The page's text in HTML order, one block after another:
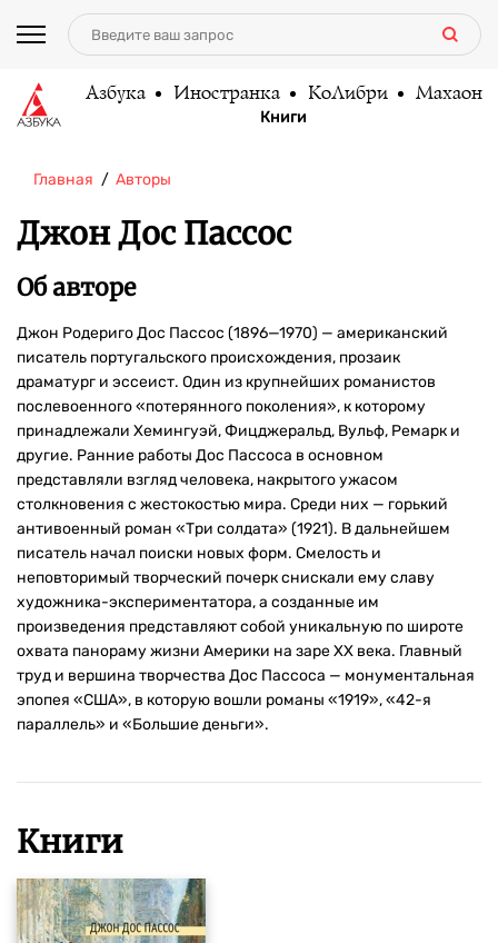
Азбука Иностранка КоЛибри Махаон
Книги
Главная Авторы
Джон Дос Пассос
Об авторе
Джон Родериго Дос Пассос (1896—1970) — американский
писатель португальского происхождения, прозаик
драматург и эссеист. Один из крупнейших романистов
послевоенного «потерянного поколения», к которому
принадлежали Хемингуэй, Фицджеральд, Вульф, Ремарк и
другие. Ранние работы Дос Пассоса в основном
представляли взгляд человека, накрытого ужасом
столкновения с жестокостью мира. Среди них — горький
антивоенный роман «Три солдата» (1921). В дальнейшем
писатель начал поиски новых форм. Смелость и
неповторимый творческий почерк снискали ему славу
художника-экспериментатора, а созданные им
произведения представляют собой уникальную по широте
охвата панораму жизни Америки на заре XX века. Главный
труд и вершина творчества Дос Пассоса — монументальная
эпопея «США», в которую вошли романы «1919», «42-я
параллель» и «Большие деньги».
Книги